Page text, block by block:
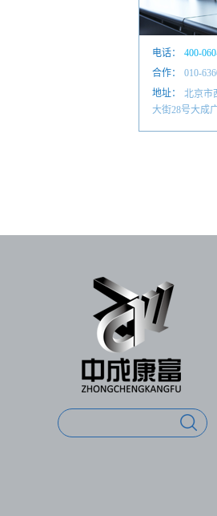
电话：
400-
010-
合作：
010-
地址：
北京市
大街28号大成